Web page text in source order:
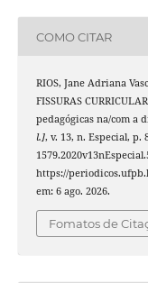
COMO CITAR
RIOS, Jane Adriana
FISSURAS
pedagógicas na/com a
l.], v. 13, n. Especial, p.
https://
em: 6 ago. 2026.
Fomatos de